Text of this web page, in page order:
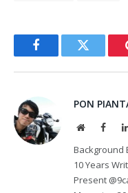
FacebookTwitter
PON
Website
Background
10 Years
Present